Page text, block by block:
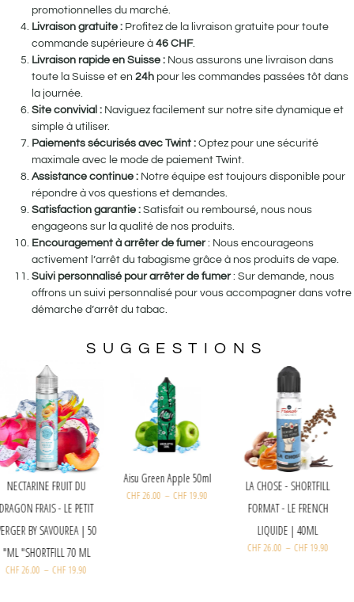
promotionnelles du marché.
Livraison gratuite : Profitez de la livraison gratuite pour toute
commande supérieure à 46 CHF.
Livraison rapide en Suisse : Nous assurons une livraison dans
toute la Suisse et en 24h pour les commandes passées tôt dans
la journée.
Site convivial : Naviguez facilement sur notre site dynamique et
simple à utiliser.
Paiements sécurisés avec Twint : Optez pour une sécurité
maximale avec le mode de paiement Twint.
Assistance continue : Notre équipe est toujours disponible pour
répondre à vos questions et demandes.
Satisfaction garantie : Satisfait ou remboursé, nous nous
engageons sur la qualité de nos produits.
Encouragement à arrêter de fumer: Nous encourageons
activement l’arrêt du tabagisme grâce à nos produits de vape.
Suivi personnalisé pour arrêter de fumer: Sur demande, nous
offrons un suivi personnalisé pour vous accompagner dans votre
démarche d’arrêt du tabac.
SUGGESTIONS
LA CHOSE - SHORTFILL
FORMAT - LE FRENCH
LIQUIDE | 40ML
CHF19.90
–
CHF26.00
Aisu Green Apple 50ml
CHF19.90
–
CHF26.00
NECTARINE FRUIT DU
DRAGON FRAIS - LE PETIT
VERGER BY SAVOUREA | 50
ML "SHORTFILL 70 ML"
CHF19.90
–
CHF26.00